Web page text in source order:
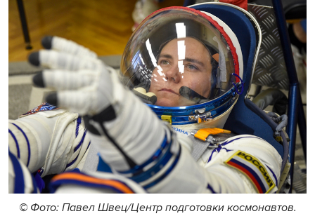
© Фото: Павел Швец/Центр подготовки космонавтов.